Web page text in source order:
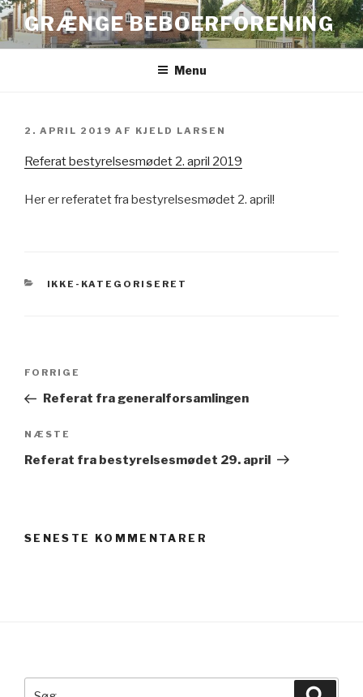
Videre
til
indhold
GRÆNGE BEBOERFORENING
Menu
UDGIVET
2. APRIL 2019 AF KJELD LARSEN
Referat bestyrelsesmødet 2. april 2019
Her er referatet fra bestyrelsesmødet 2. april!
KATEGORIER
IKKE-KATEGORISERET
Forrige
indlæg
FORRIGE
Referat fra generalforsamlingen
Næste
indlæg
NÆSTE
Referat fra bestyrelsesmødet 29. april
SENESTE KOMMENTARER